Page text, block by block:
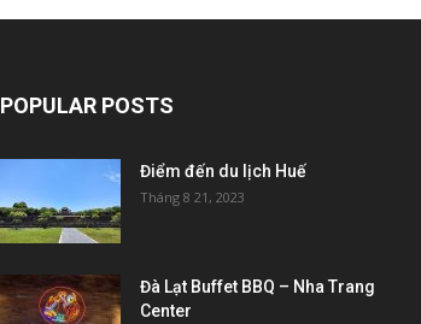
POPULAR POSTS
Điểm đến du lịch Huế
Tháng 8 21, 2023
Đà Lạt Buffet BBQ – Nha Trang
Center